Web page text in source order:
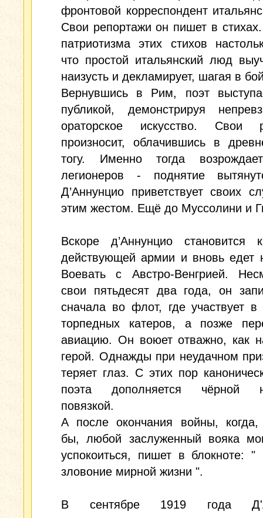
фронтовой корреспондент
Свои репортажи он пишет в
патриотизма этих стихов
что простой итальянский люд
наизусть и декламирует, шагая в
Вернувшись в Рим, поэт
публикой, демонстрируя
ораторское искусство. Свои
произносит, облачившись в
тогу. Именно тогда
легионеров - поднятие
Д’Аннунцио приветствует своих
этим жестом. Ещё до Муссолини и
Вскоре д’Аннунцио становится
действующей армии и вновь едет
Воевать с Австро-Венгрией.
свои пятьдесят два года, он
сначала во флот, где участвует в
торпедных катеров, а позже
авиацию. Он воюет отважно, как
герой. Однажды при неудачном
теряет глаз. С этих пор
поэта дополняется чёрной
повязкой.
А после окончания войны, когда,
бы, любой заслуженный вояка
успокоиться, пишет в блокноте: "
зловоние мирной жизни ".
В сентябре 1919 года